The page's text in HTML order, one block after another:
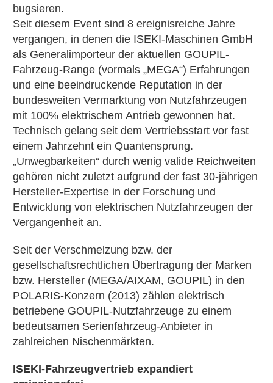
bugsieren.
Seit diesem Event sind 8 ereignisreiche Jahre
vergangen, in denen die ISEKI-Maschinen GmbH
als Generalimporteur der aktuellen GOUPIL-
Fahrzeug-Range (vormals „MEGA“) Erfahrungen
und eine beeindruckende Reputation in der
bundesweiten Vermarktung von Nutzfahrzeugen
mit 100% elektrischem Antrieb gewonnen hat.
Technisch gelang seit dem Vertriebsstart vor fast
einem Jahrzehnt ein Quantensprung.
„Unwegbarkeiten“ durch wenig valide Reichweiten
gehören nicht zuletzt aufgrund der fast 30-jährigen
Hersteller-Expertise in der Forschung und
Entwicklung von elektrischen Nutzfahrzeugen der
Vergangenheit an.
Seit der Verschmelzung bzw. der
gesellschaftsrechtlichen Übertragung der Marken
bzw. Hersteller (MEGA/AIXAM, GOUPIL) in den
POLARIS-Konzern (2013) zählen elektrisch
betriebene GOUPIL-Nutzfahrzeuge zu einem
bedeutsamen Serienfahrzeug-Anbieter in
zahlreichen Nischenmärkten.
ISEKI-Fahrzeugvertrieb expandiert